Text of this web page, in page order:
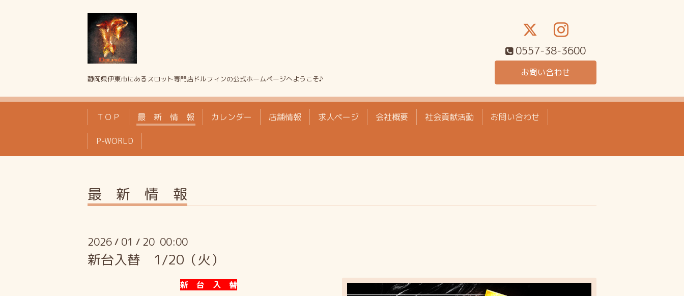
静岡県伊東市にあるスロット専門店ドルフィンの公式ホームページへようこそ♪
0557-38-3600
お問い合わせ
ＴＯＰ 最 新 情 報 カレンダー 店舗情報 求人ページ 会社概要 社会貢献活動 お問い合わせ
P-WORLD
最 新 情 報
2026 / 01 / 20 00:00
新台入替 1/20（火）
新 台 入 替